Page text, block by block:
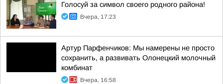
Голосуй за символ своего родного района!
Вчера, 17:23
Артур Парфенчиков: Мы намерены не просто
сохранить, а развивать Олонецкий молочный
комбинат
Вчера, 16:58